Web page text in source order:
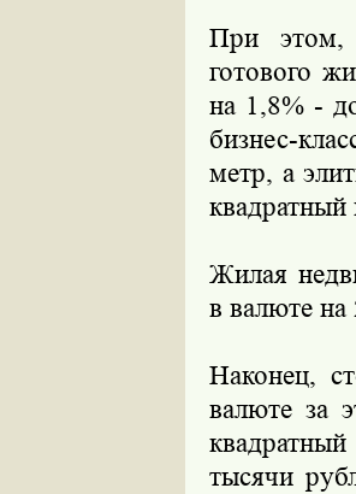
При этом,
готового
на 1,8% -
бизнес-
метр, а
квадратный
Жилая
в валюте
Наконец,
валюте за
тысячи